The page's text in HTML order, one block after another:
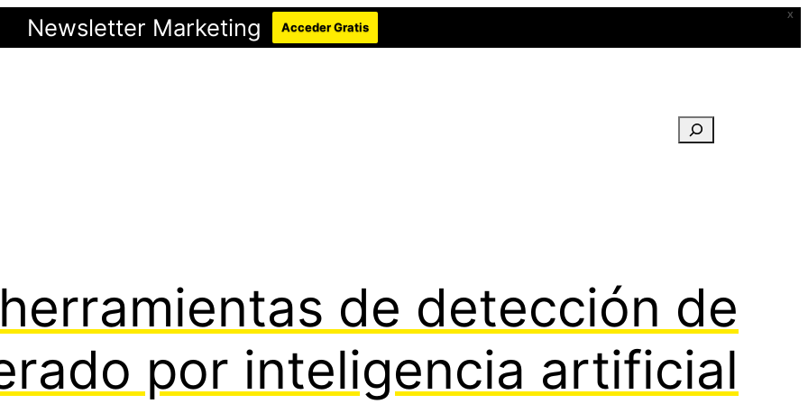
X
Newsletter Marketing Acceder Gratis
Buscar
de detección de
por inteligencia artificial